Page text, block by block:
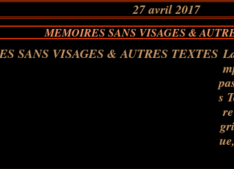
27 avril 2017
MEMOIRES SANS VISAGES &
s